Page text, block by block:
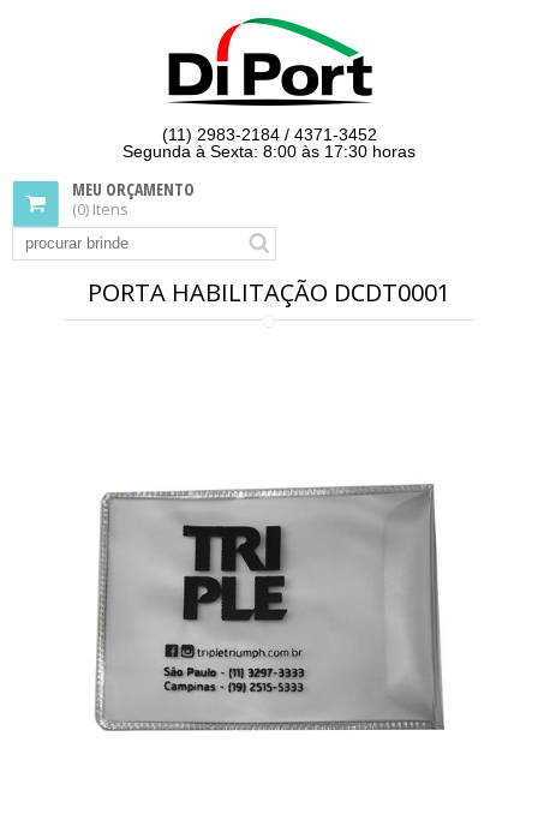
(11) 2983-2184 / 4371-3452
Segunda à Sexta: 8:00 às 17:30 horas
MEU ORÇAMENTO
(0) Itens
PORTA HABILITAÇÃO DCDT0001